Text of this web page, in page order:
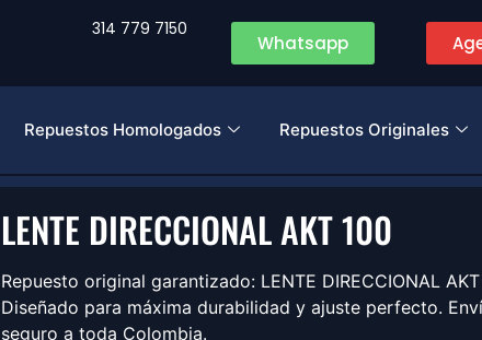
314 779 7150
Whatsapp
Repuestos Homologados Repuestos Originales
LENTE DIRECCIONAL AKT 100
Repuesto original garantizado: LENTE DIRECCIONAL
Diseñado para máxima durabilidad y ajuste perfecto.
seguro a toda Colombia.